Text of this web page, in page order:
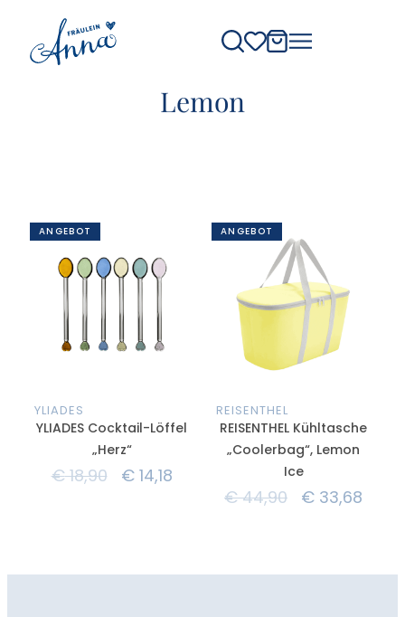
Lemon
ANGEBOT
YLIADES
YLIADES Cocktail-Löffel
„Herz“
€18,90 €14,18
ANGEBOT
REISENTHEL
REISENTHEL Kühltasche
„Coolerbag“, Lemon
Ice
€44,90 € 33,68